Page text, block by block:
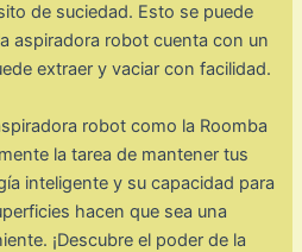
de suciedad. Esto se puede
aspiradora robot cuenta con un
extraer y vaciar con facilidad.
robot como la Roomba
la tarea de mantener tus
inteligente y su capacidad para
hacen que sea una
¡Descubre el poder de la